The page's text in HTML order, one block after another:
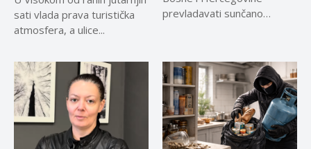
sati vlada prava turistička
atmosfera, a ulice...
prevladavati sunčano